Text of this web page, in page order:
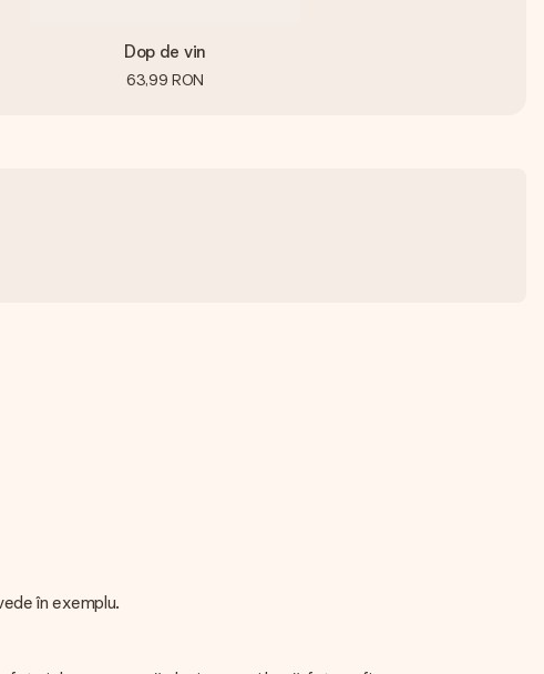
Dop de vin
63,99 RON
în exemplu.